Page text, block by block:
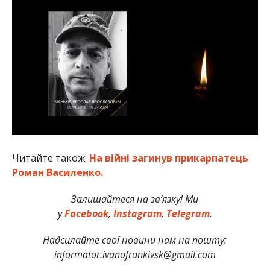
Читайте також: На війні загинув прикарпатець
Роман Василенко.
Залишайтеся на зв’язку! Ми
уFacebook, Instagram, Telegram.
Надсилайте свої новини нам на пошту:
informator.ivanofrankivsk@gmail.com